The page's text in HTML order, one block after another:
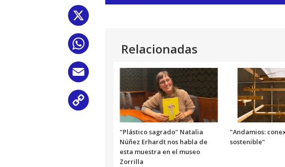
WhatsApp
audio
Relacionadas
"Plástico sagrado" Natalia
Núñez Erhardt nos habla de
esta muestra en el museo
Zorrilla
"Andamios:
sostenible"